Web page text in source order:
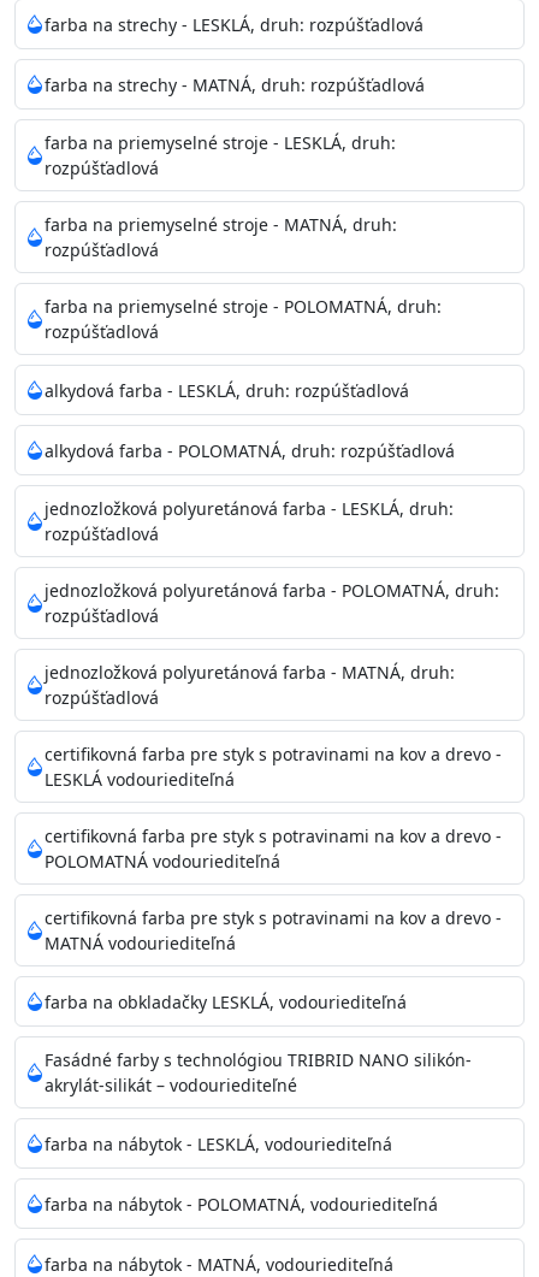
Neaplikujte pri teplote pod 5°C a nad teplotu 35°C alebo
pri relatívnej vlhkosti nad 80%.
Nepoužitá farba vyžaduje špeciálne zaobchádzanie na
bezpečnú likvidáciu.
Riedenie: do 10% vodou, podľa spôsobu aplikácie
Doba schnutia na dotyk
Doba na druhý náter: 3-4 hodiny
Balenie : 750ml, 1l, 3l, 9l, 15l
Výdatnosť na jednu vrstvu
Aplikácia: štetec, valček, striekacia pištoľ
Povrchová úprava: 1
Je možné tónovať v systéme Colorfull: áno
Merná hmotnosť : 1,54 ± 0,02 Kg / L (ISO 2811)
Čistenie: vodou
Príprava povrchu
Povrchy musia byť hladké, čisté, suché, zbavené prachu,
mastnoty, solí a materiálov so zlou priľnavosťou. Otvory
alebo trhliny vyplňte
akrylovým tmelom Acrylic putty, Visto alebo Acrylic light
putty a prebrúste. Nové alebo porézne povrchy natreté
menej kvalitnými farbami
vždy penetrujte. Odporúčané penetračné nátery
Acrylan Unco, Gypsum board alebo Vitex Primer 100% a
na škvrny použite Blanco eco
riediteľné vodou.
Skladovanie
48 mesiacov v orig. uzavretých obaloch medzi 5°C až
25°C
farba na strechy - LESKLÁ, druh: rozpúšťadlová
farba na strechy - MATNÁ, druh: rozpúšťadlová
farba na priemyselné stroje - LESKLÁ, druh:
rozpúšťadlová
farba na priemyselné stroje - MATNÁ, druh:
rozpúšťadlová
farba na priemyselné stroje - POLOMATNÁ, druh:
rozpúšťadlová
alkydová farba - LESKLÁ, druh: rozpúšťadlová
alkydová farba - POLOMATNÁ, druh: rozpúšťadlová
jednozložková polyuretánová farba - LESKLÁ, druh:
rozpúšťadlová
jednozložková polyuretánová farba - POLOMATNÁ, druh:
rozpúšťadlová
jednozložková polyuretánová farba - MATNÁ, druh:
rozpúšťadlová
certifikovná farba pre styk s potravinami na kov a drevo -
LESKLÁ vodouriediteľná
certifikovná farba pre styk s potravinami na kov a drevo -
POLOMATNÁ vodouriediteľná
certifikovná farba pre styk s potravinami na kov a drevo -
MATNÁ vodouriediteľná
farba na obkladačky LESKLÁ, vodouriediteľná
Fasádné farby s technológiou TRIBRID NANO silikón-
akrylát-silikát – vodouriediteľné
farba na nábytok - LESKLÁ, vodouriediteľná
farba na nábytok - POLOMATNÁ, vodouriediteľná
farba na nábytok - MATNÁ, vodouriediteľná